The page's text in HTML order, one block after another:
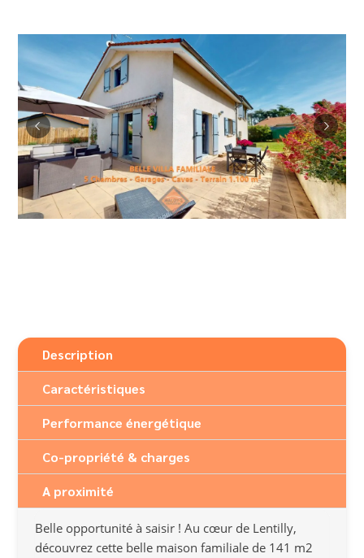
Description
Caractéristiques
Performance énergétique
Co-propriété & charges
A proximité
Belle opportunité à saisir ! Au cœur de Lentilly,
découvrez cette belle maison familiale de 141 m2